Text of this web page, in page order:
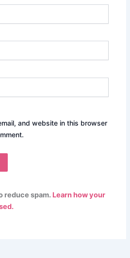
and website in this browser
reduce spam. Learn how your